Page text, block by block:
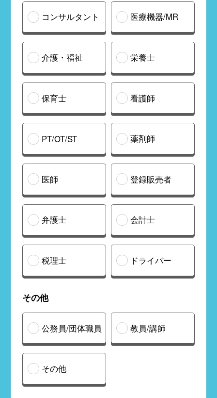
コンサルタント 医療機器/MR
介護・福祉 栄養士
保育士 看護師
PT/OT/ST 薬剤師
医師 登録販売者
弁護士 会計士
税理士 ドライバー
その他
公務員/団体職員 教員/講師
その他